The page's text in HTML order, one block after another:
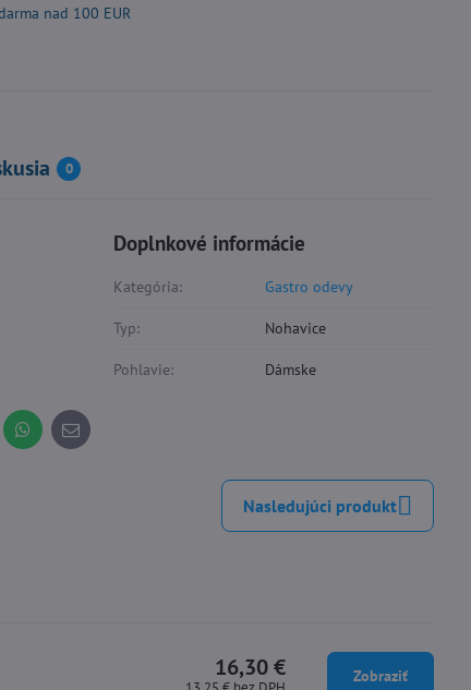
nad 100 EUR
0
Doplnkové informácie
Kategória: Gastro odevy
Typ: Nohavice
Pohlavie: Dámske
WhatsApp
E-
mail
Nasledujúci produkt
16,30 € Zobraziť